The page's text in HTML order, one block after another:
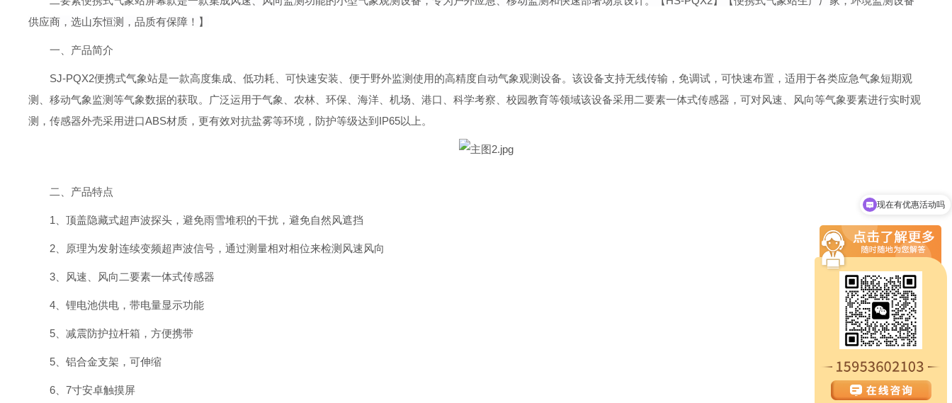
供应商，选山东恒测，品质有保障！】
一、产品简介
SJ-PQX2便携式气象站是一款高度集成、低功耗、可快速安装、便于野外监测使用的高精度自动气象观测设备。该设备支持无线传输，免调试，可快速布置，适用于各类应急气象短期观
测、移动气象监测等气象数据的获取。广泛运用于气象、农林、环保、海洋、机场、港口、科学考察、校园教育等领域该设备采用二要素一体式传感器，可对风速、风向等气象要素进行实时观
测，传感器外壳采用进口ABS材质，更有效对抗盐雾等环境，防护等级达到IP65以上。
二、产品特点
1、顶盖隐藏式超声波探头，避免雨雪堆积的干扰，避免自然风遮挡
2、原理为发射连续变频超声波信号，通过测量相对相位来检测风速风向
3、风速、风向二要素一体式传感器
4、锂电池供电，带电量显示功能
5、减震防护拉杆箱，方便携带
5、铝合金支架，可伸缩
6、7寸安卓触摸屏
现在有优惠活动吗